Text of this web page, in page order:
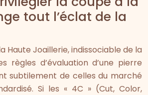
tout l’éclat de la
Haute Joaillerie, indissociable de la
règles d’évaluation d’une pierre
subtilement de celles du marché
Si les « 4C » (Cut, Color,